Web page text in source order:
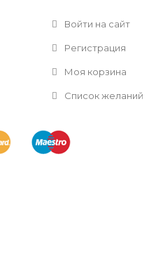
Войти на сайт
Регистрация
Моя корзина
Список желаний